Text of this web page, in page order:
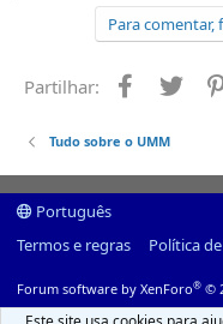
Para
Partilhar: Facebook
Tudo sobre o UMM
Português
Termos e regras
Política
Forum software by XenForo® ©